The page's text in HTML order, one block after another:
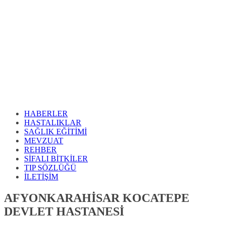
HABERLER
HASTALIKLAR
SAĞLIK EĞİTİMİ
MEVZUAT
REHBER
SİFALI BİTKİLER
TIP SÖZLÜĞÜ
İLETİŞİM
AFYONKARAHİSAR KOCATEPE
DEVLET HASTANESİ